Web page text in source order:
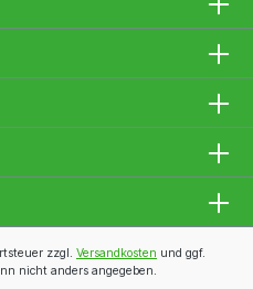
zzgl. Versandkosten und ggf.
nicht anders angegeben.